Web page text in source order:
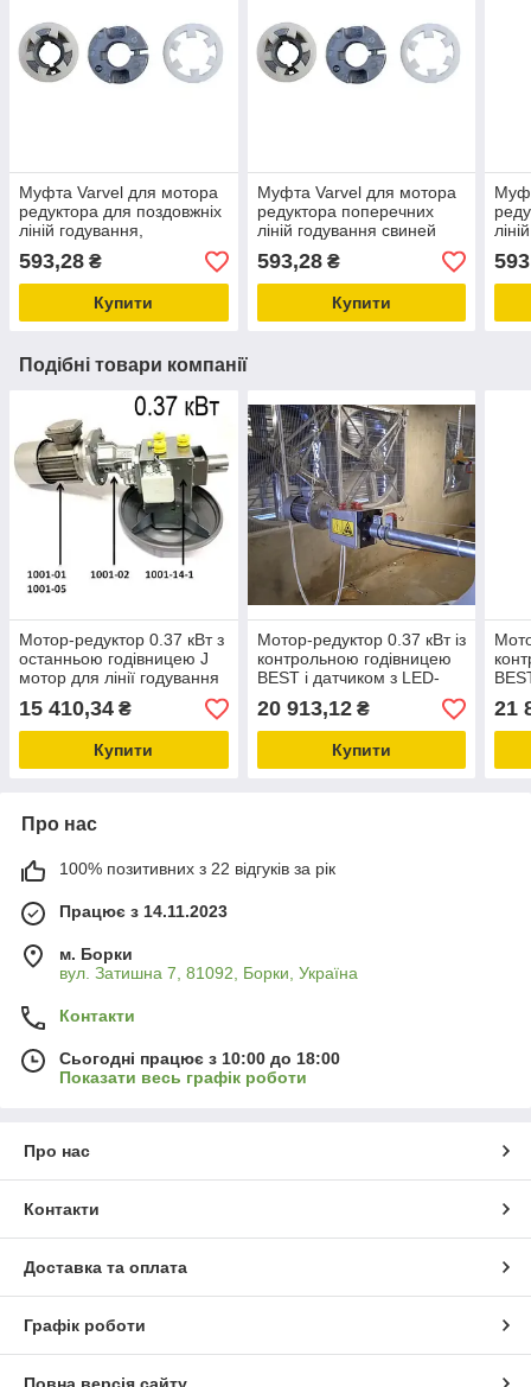
Муфта Varvel для мотора
редуктора для поздовжніх
ліній годування,
утримання свиней і птиці
KG5.019
593,28 ₴
Купити
Муфта Varvel для мотора
редуктора поперечних
ліній годування свиней
KG5.019 обладнання для
свинокомплексів
593,28₴
Купити
Подібні товари компанії
Мотор-редуктор 0.37 кВт з
останньою годівницею J
мотор для лінії годування
15 410,34 ₴
Купити
Мотор-редуктор 0.37 кВт із
контрольною годівницею
BEST і датчиком з LED-
годування бройлерів
20 913,12₴
Купити
21
Про нас
100% позитивних з 22 відгуків за рік
Працює з 14.11.2023
м. Борки
вул. Затишна 7, 81092, Борки, Україна
Контакти
Сьогодні працює з 10:00 до 18:00
Показати весь графік роботи
Про нас
Контакти
Доставка та оплата
Графік роботи